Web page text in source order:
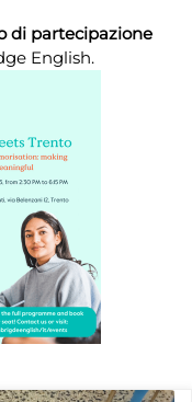
di partecipazione
English.